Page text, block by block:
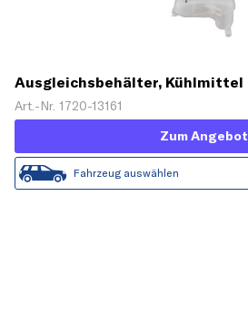
Ausgleichsbehälter, Kühlmittel
Art.-Nr. 1720-13161
Zum Angebot
Fahrzeug auswählen